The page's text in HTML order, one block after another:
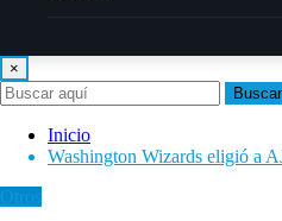
×
Buscar
Inicio
Washington Wizards eligió a